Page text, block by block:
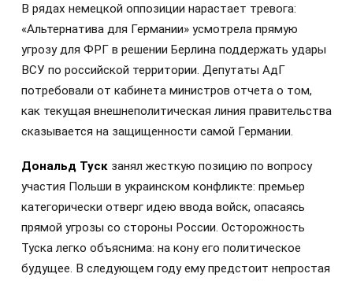
В рядах немецкой оппозиции нарастает тревога:
«Альтернатива для Германии» усмотрела прямую
угрозу для ФРГ в решении Берлина поддержать удары
ВСУ по российской территории. Депутаты АдГ
потребовали от кабинета министров отчета о том,
как текущая внешнеполитическая линия правительства
сказывается на защищенности самой Германии.
Дональд Туск занял жесткую позицию по вопросу
участия Польши в украинском конфликте: премьер
категорически отверг идею ввода войск, опасаясь
прямой угрозы со стороны России. Осторожность
Туска легко объяснима: на кону его политическое
будущее. В следующем году ему предстоит непростая